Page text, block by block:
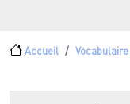
Fil d'Ariane
Accueil Vocabulaire